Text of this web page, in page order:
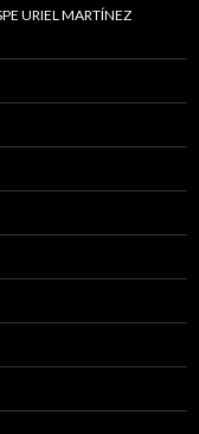
URIEL MARTÍNEZ